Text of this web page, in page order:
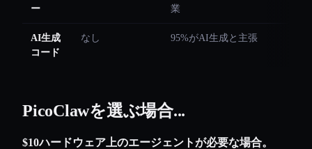
ー
業
AI生成
コード
なし 95%がAI生成と主張
PicoClawを選ぶ場合...
$10ハードウェア上のエージェントが必要な場合。